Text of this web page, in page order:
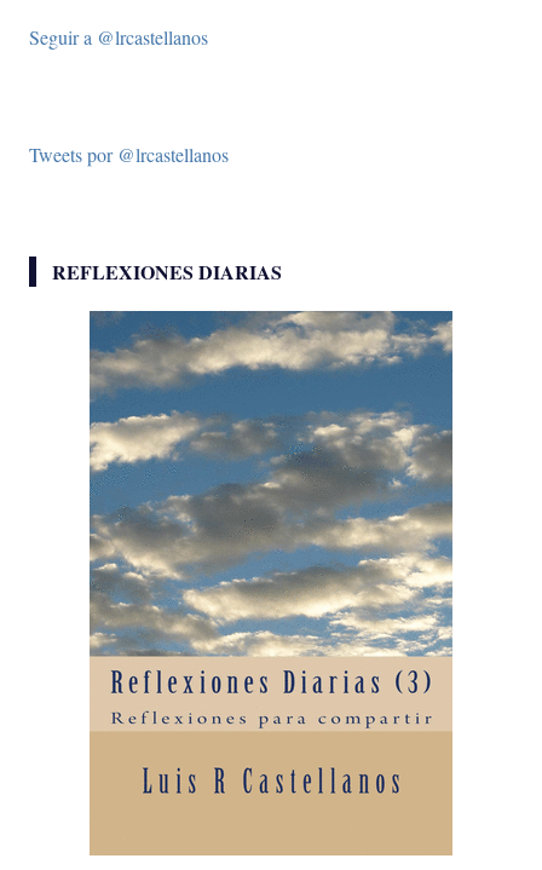
Seguir a @lrcastellanos
Tweets por @lrcastellanos
REFLEXIONES DIARIAS